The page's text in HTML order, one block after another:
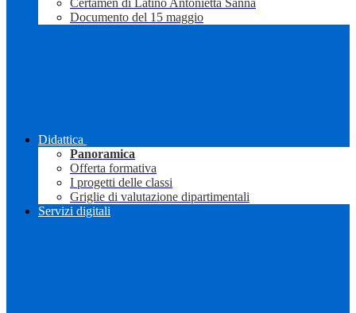
Certamen di Latino Antonietta Sanna
Documento del 15 maggio
Didattica
Panoramica
Offerta formativa
I progetti delle classi
Griglie di valutazione dipartimentali
Servizi digitali